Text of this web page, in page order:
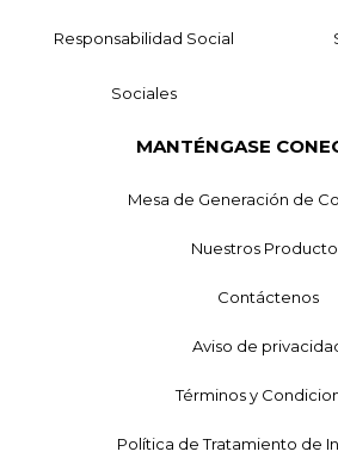
Responsabilidad Social
Sociales
MANTÉNGASE
Mesa de Generación de
Nuestros
Contáctenos
Aviso de
Términos y
Política de Tratamiento de